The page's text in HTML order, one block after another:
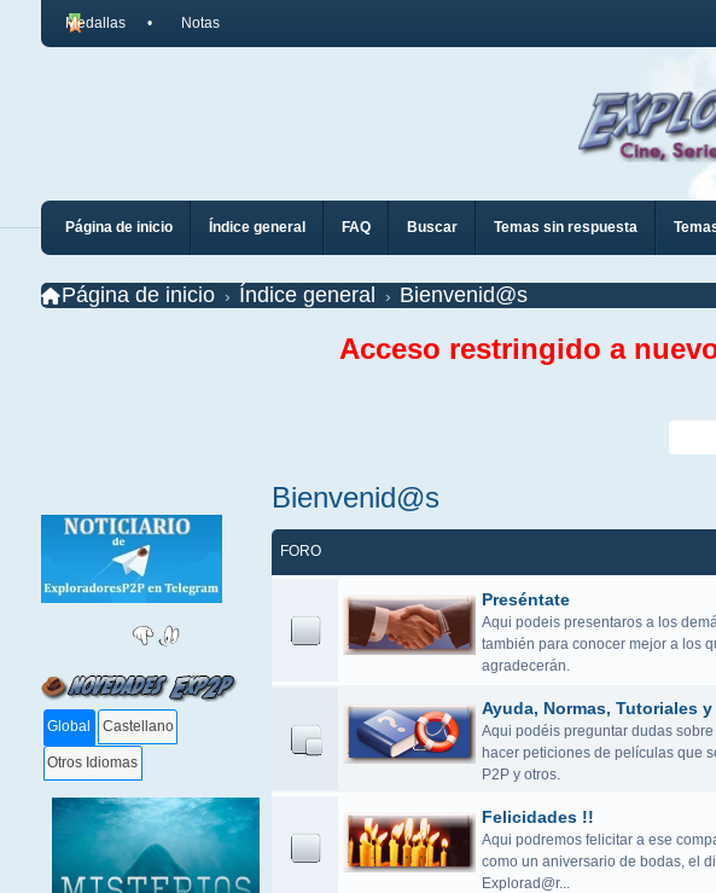
Medallas Notas
Página de inicio Índice general FAQ Buscar Temas sin respuesta
Página de inicio Índice general Bienvenid@s
Acceso restringido a
Global Castellano
Otros Idiomas
Bienvenid@s
FORO
Preséntate
Aqui podeis presentaros a los
también para conocer mejor a los
agradecerán.
Ayuda, Normas, Tutoriales
Aqui podéis preguntar dudas
hacer peticiones de películas que
P2P y otros.
Felicidades !!
Aqui podremos felicitar a ese
como un aniversario de bodas, el
Explorad@r...